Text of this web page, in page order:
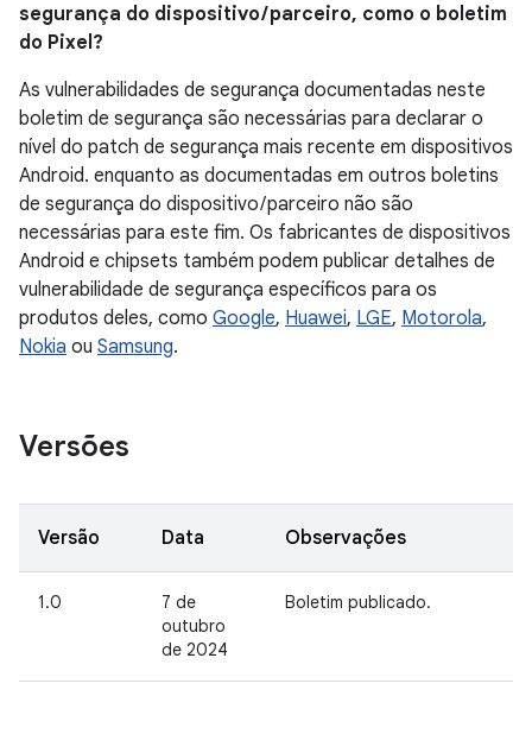
segurança do dispositivo / parceiro, como o boletim
do Pixel?
As vulnerabilidades de segurança documentadas neste
boletim de segurança são necessárias para declarar o
nível do patch de segurança mais recente em dispositivos
Android. enquanto as documentadas em outros boletins
de segurança do dispositivo / parceiro não são
necessárias para este fim. Os fabricantes de dispositivos
Android e chipsets também podem publicar detalhes de
vulnerabilidade de segurança específicos para os
produtos deles, como Google, Huawei, LGE, Motorola,
Nokia ou Samsung.
Versões
Versão Data Observações
1.0
7 de
outubro
de 2024
Boletim publicado.